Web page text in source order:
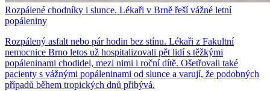
Rozpálené chodníky i slunce. Lékaři v Brně řeší vážné letní
popáleniny
Rozpálený asfalt nebo pár hodin bez stínu. Lékaři z Fakultní
nemocnice Brno letos už hospitalizovali pět lidí s těžkými
popáleninami chodidel, mezi nimi i roční dítě. Ošetřovali také
pacienty s vážnými popáleninami od slunce a varují, že podobných
případů během tropických dnů přibývá.